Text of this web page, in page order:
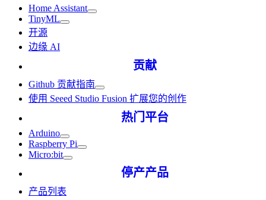
Home Assistant
TinyML
开源
边缘 AI
贡献
Github 贡献指南
使用 Seeed Studio Fusion 扩展您的创作
热门平台
Arduino
Raspberry Pi
Micro:bit
停产产品
产品列表